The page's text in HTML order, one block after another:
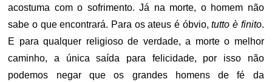
acostuma com o sofrimento. Já na morte, o homem não
sabe o que encontrará. Para os ateus é óbvio,tutto è finito.
E para qualquer religioso de verdade, a morte o melhor
caminho, a única saída para felicidade, por isso não
podemos negar que os grandes homens de fé da